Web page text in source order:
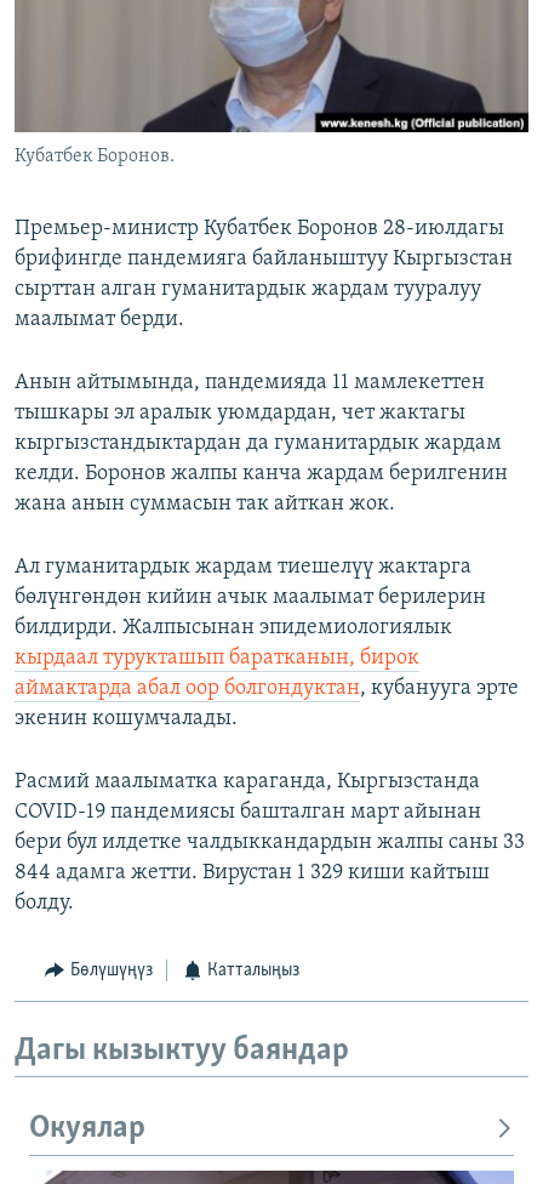
ЭЕ/АРнун бардык сайттары
Кубатбек Боронов.
Премьер-министр Кубатбек Боронов 28-июлдагы
брифингде пандемияга байланыштуу Кыргызстан
сырттан алган гуманитардык жардам тууралуу
маалымат берди.
Анын айтымында, пандемияда 11 мамлекеттен
тышкары эл аралык уюмдардан, чет жактагы
кыргызстандыктардан да гуманитардык жардам
келди. Боронов жалпы канча жардам берилгенин
жана анын суммасын так айткан жок.
Ал гуманитардык жардам тиешелүү жактарга
бөлүнгөндөн кийин ачык маалымат берилерин
билдирди. Жалпысынан эпидемиологиялык
кырдаал турукташып баратканын, бирок
аймактарда абал оор болгондуктан, кубанууга эрте
экенин кошумчалады.
Расмий маалыматка караганда, Кыргызстанда
COVID-19 пандемиясы башталган март айынан
бери бул илдетке чалдыккандардын жалпы саны 33
844 адамга жетти. Вирустан 1 329 киши кайтыш
болду.
Бөлүшүңүз Катталыңыз
Дагы кызыктуу баяндар
Окуялар